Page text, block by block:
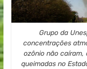
Grupo da
concentrações
ozônio não caíram,
queimadas no